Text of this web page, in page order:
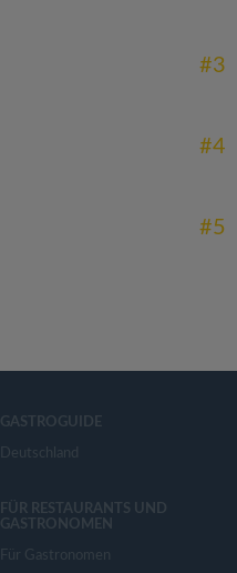
#3
#4
#5
GASTROGUIDE
Deutschland
FÜR RESTAURANTS UND
GASTRONOMEN
Für Gastronomen